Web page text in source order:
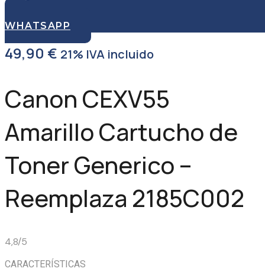
WHATSAPP
49,90 € 21% IVA incluido
Canon CEXV55
Amarillo Cartucho de
Toner Generico –
Reemplaza 2185C002
4,8/5
CARACTERÍSTICAS